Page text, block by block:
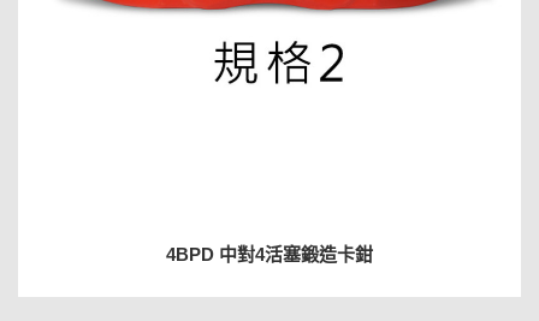
4BPD 中對4活塞鍛造卡鉗